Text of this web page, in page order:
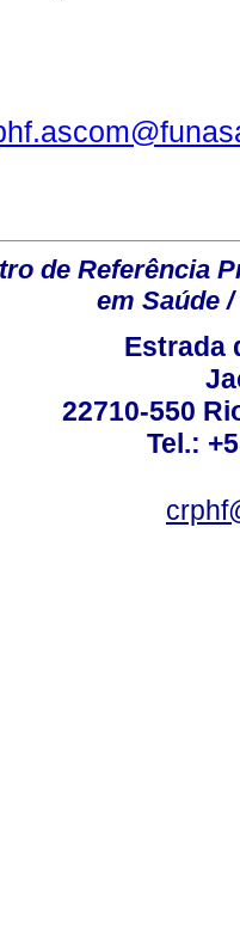
de Referência
em Saúde
Estrada
22710-550
Tel.: